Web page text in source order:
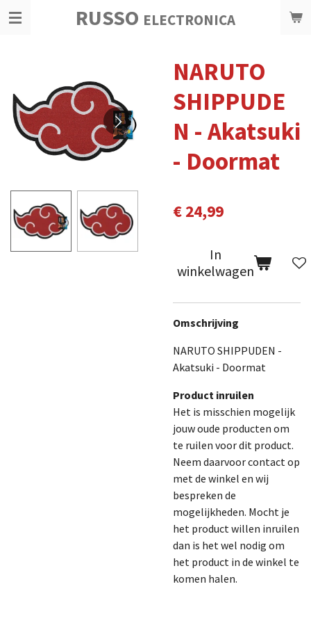
Ga
RUSSO ELECTRONICA
NARUTO
SHIPPUDE
N - Akatsuki
- Doormat
€ 24,99
In
winkelwagen
Omschrijving
NARUTO SHIPPUDEN -
Akatsuki - Doormat
Product inruilen
Het is misschien mogelijk
jouw oude producten om
te ruilen voor dit product.
Neem daarvoor contact op
met de winkel en wij
bespreken de
mogelijkheden. Mocht je
het product willen inruilen
dan is het wel nodig om
het product in de winkel te
komen halen.